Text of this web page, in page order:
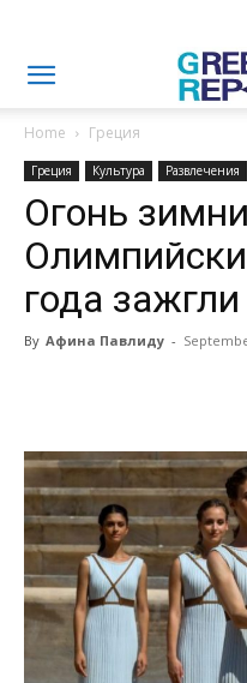
Home Греция
Греция Культура Развлечения
Огонь
года
By Афина Павлиду -